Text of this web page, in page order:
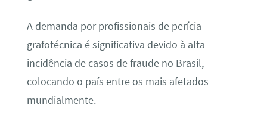
A demanda por profissionais de perícia
grafotécnica é significativa devido à alta
incidência de casos de fraude no Brasil,
colocando o país entre os mais afetados
mundialmente.